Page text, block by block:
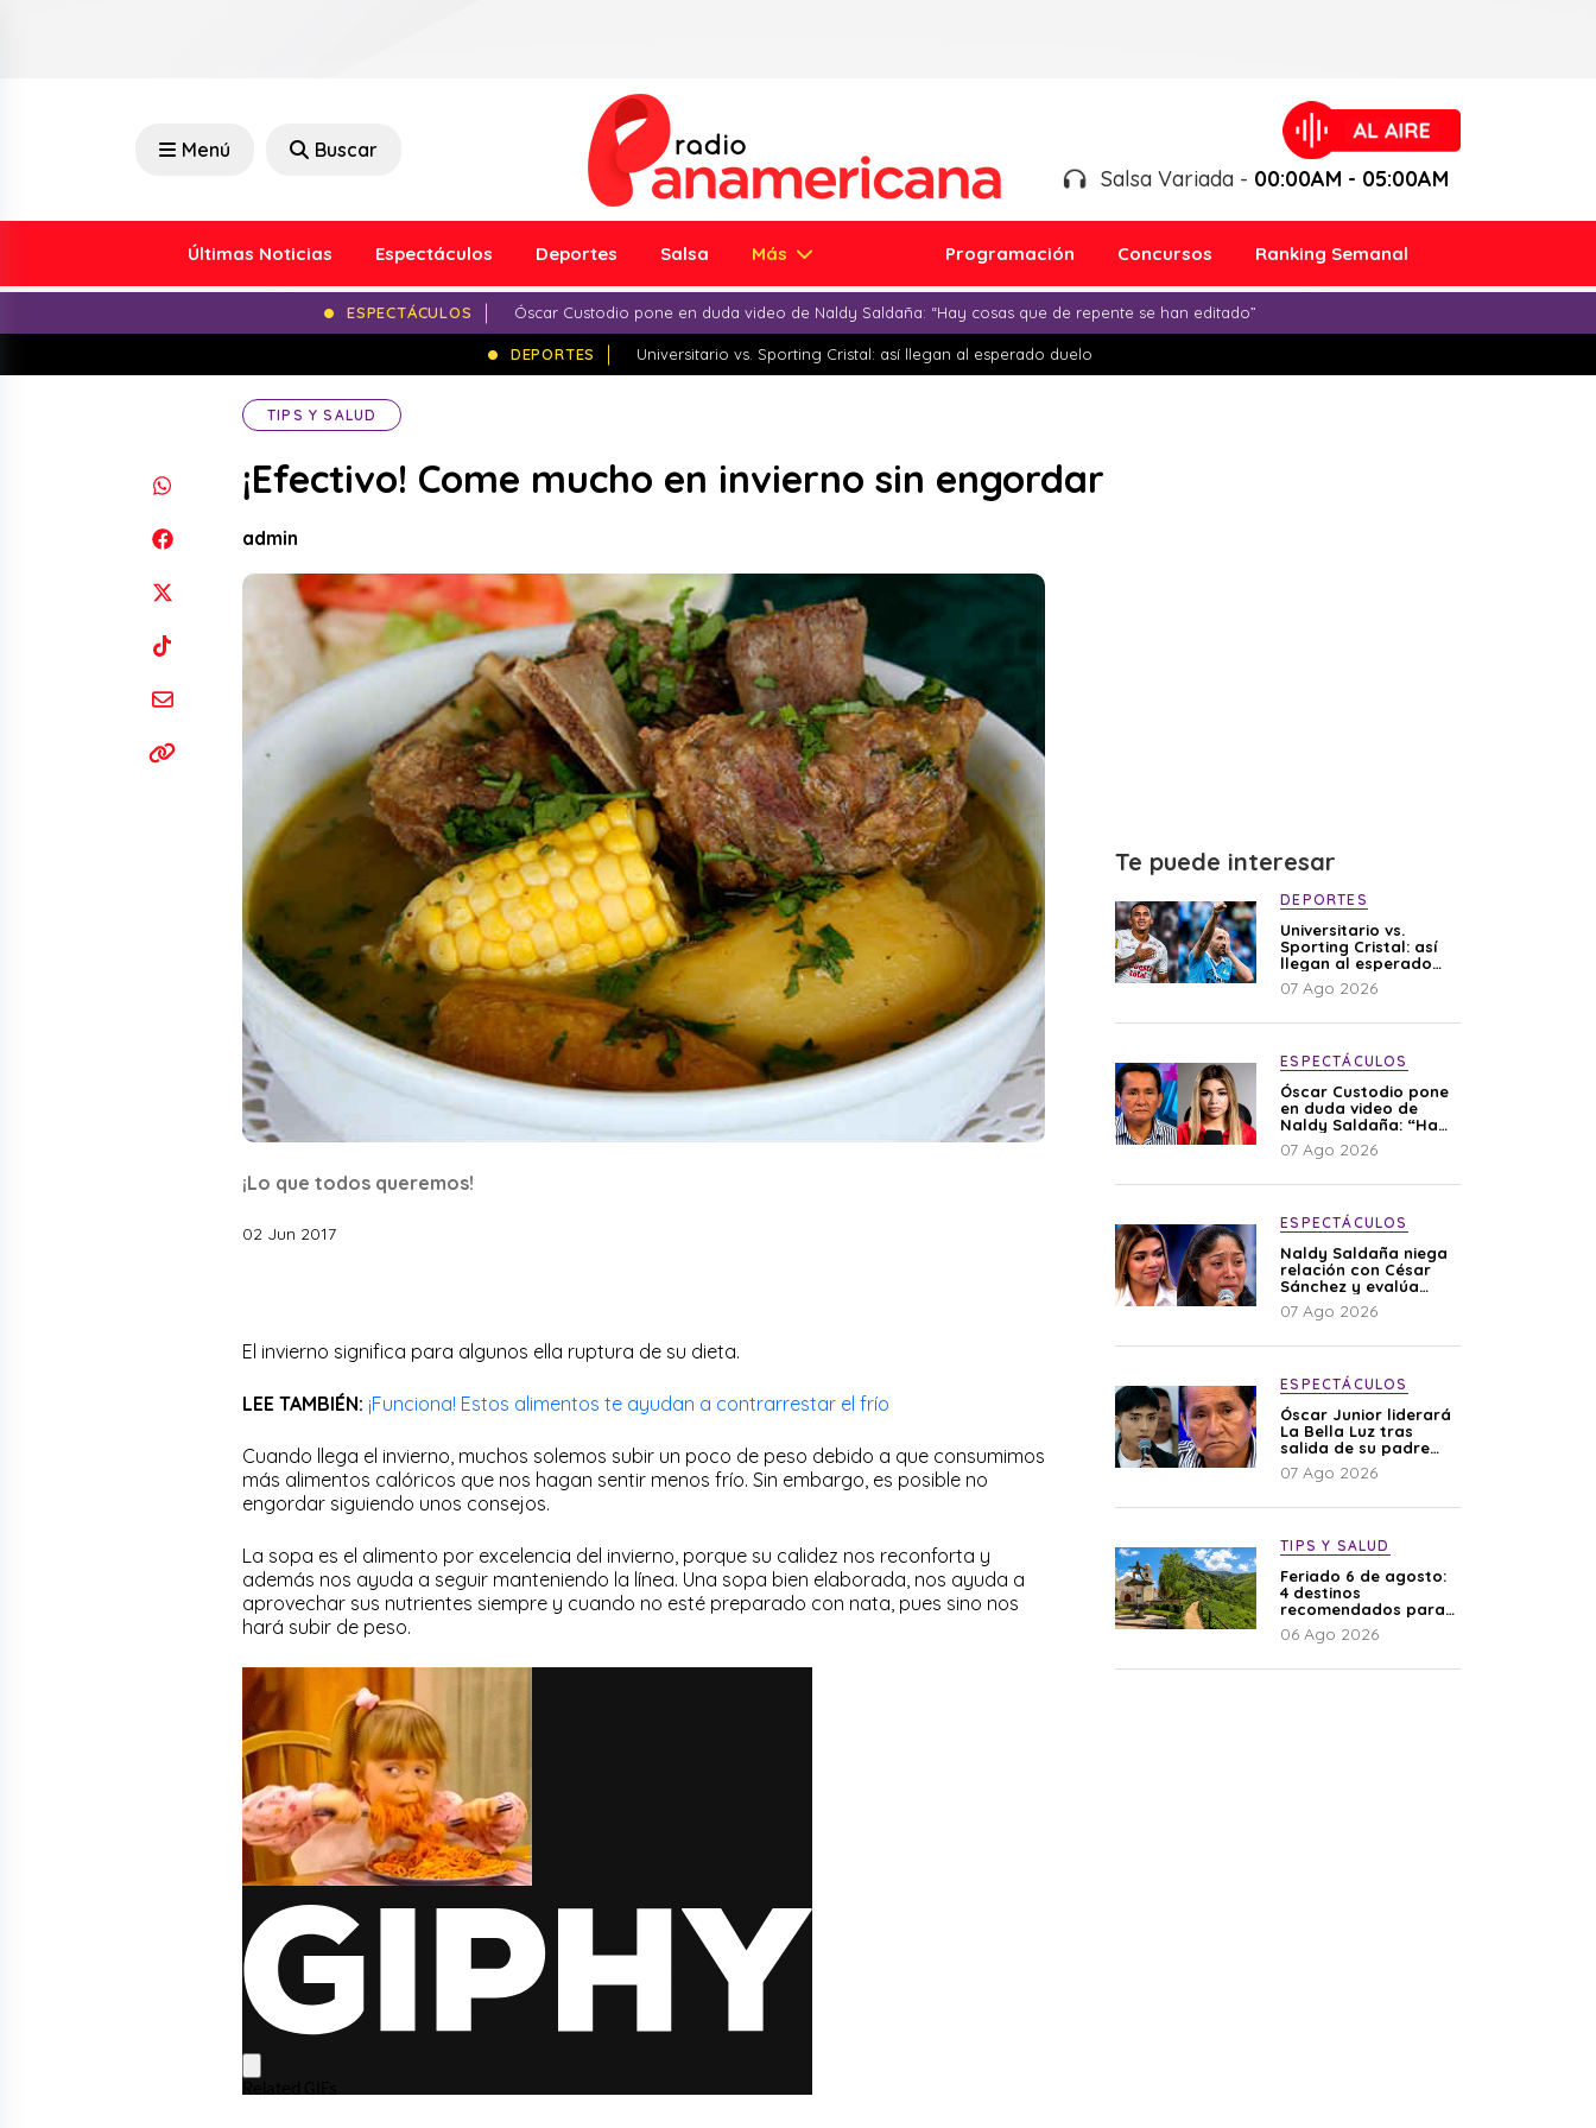
Menú Buscar
Salsa Variada - 00:00AM - 05:00AM
Últimas Noticias Espectáculos Deportes Salsa Más Programación Concursos Ranking Semanal
ESPECTÁCULOS Óscar Custodio pone en duda video de Naldy Saldaña: “Hay cosas que de repente se han editado”
DEPORTES Universitario vs. Sporting Cristal: así llegan al esperado duelo
TIPS Y SALUD
¡Efectivo! Come mucho en invierno sin engordar
admin
¡Lo que todos queremos!
02 Jun 2017
El invierno significa para algunos ella ruptura de su dieta.
LEE TAMBIÉN: ¡Funciona! Estos alimentos te ayudan a contrarrestar el frío
Cuando llega el invierno, muchos solemos subir un poco de peso debido a que consumimos
más alimentos calóricos que nos hagan sentir menos frío. Sin embargo, es posible no
engordar siguiendo unos consejos.
La sopa es el alimento por excelencia del invierno, porque su calidez nos reconforta y
además nos ayuda a seguir manteniendo la línea. Una sopa bien elaborada, nos ayuda a
aprovechar sus nutrientes siempre y cuando no esté preparado con nata, pues sino nos
hará subir de peso.
Te puede interesar
DEPORTES
Universitario vs.
Sporting Cristal: así
llegan al esperado
duelo
07 Ago 2026
ESPECTÁCULOS
Óscar Custodio pone
en duda video de
Naldy Saldaña: “Hay
cosas que de repente
se han editado”
07 Ago 2026
ESPECTÁCULOS
Naldy Saldaña niega
relación con César
Sánchez y evalúa
denunciar a su
esposa: “Es una
07 Ago 2026
ESPECTÁCULOS
Óscar Junior liderará
La Bella Luz tras
salida de su padre
por polémica con
Naldy Saldaña
07 Ago 2026
TIPS Y SALUD
Feriado 6 de agosto:
4 destinos
recomendados para
disfrutar el descanso
06 Ago 2026